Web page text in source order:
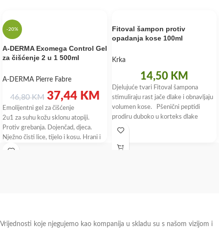
-20%
A-DERMA Exomega Control Gel
za čišćenje 2 u 1 500ml
A-DERMA Pierre Fabre
46,80KM 37,44 KM
Emolijentni gel za čišćenje
2u1 za suhu kožu sklonu atopiji.
Protiv grebanja. Dojenčad, djeca.
Nježno čisti lice, tijelo i kosu. Hrani i
umiruje
Fitoval šampon protiv
opadanja kose 100ml
Krka
14,50 KM
Djelujuće tvari Fitoval šampona
stimuliraju rast jače dlake i obnavljaju
volumen kose. Pšenični peptidi
prodiru duboko u korteks dlake
Vrijednosti koje njegujemo kao kompanija u skladu su s našom vizijom i